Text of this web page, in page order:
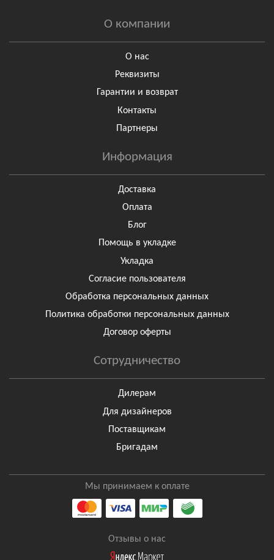
О компании
О нас
Реквизиты
Гарантии и возврат
Контакты
Партнеры
Информация
Доставка
Оплата
Блог
Помощь в укладке
Укладка
Согласие пользователя
Обработка персональных данных
Политика обработки персональных данных
Договор оферты
Сотрудничество
Дилерам
Для дизайнеров
Поставщикам
Бригадам
Мы принимаем к оплате
Отзывы о нас